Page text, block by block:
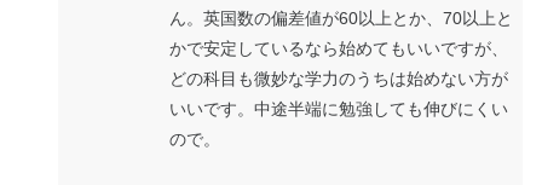
ん。英国数の偏差値が60以上とか、70以上と
かで安定しているなら始めてもいいですが、
どの科目も微妙な学力のうちは始めない方が
いいです。中途半端に勉強しても伸びにくい
ので。